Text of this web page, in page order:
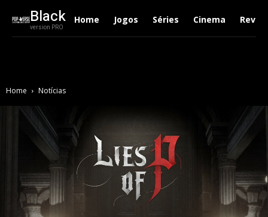
Black
version PRO
Home Jogos Séries Cinema
Home Notícias